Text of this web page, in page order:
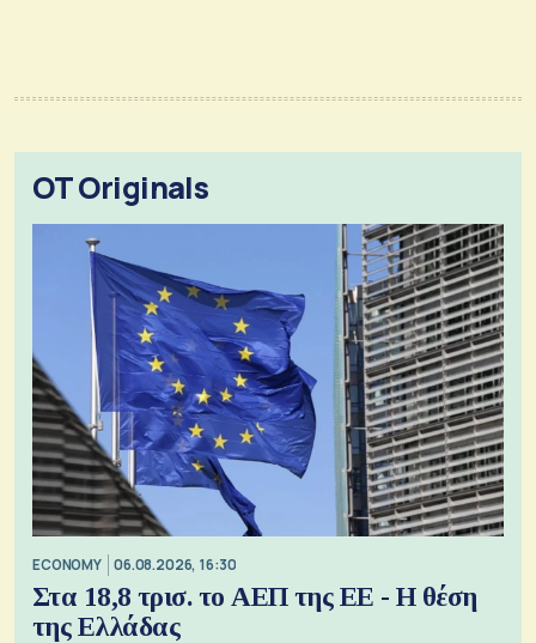
OT Originals
ECONOMY 06.08.2026, 16:30
Στα 18,8 τρισ. το ΑΕΠ της ΕΕ - Η θέση
της Ελλάδας